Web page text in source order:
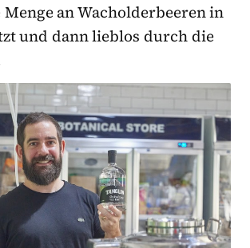
an Wacholderbeeren in
und dann lieblos durch die